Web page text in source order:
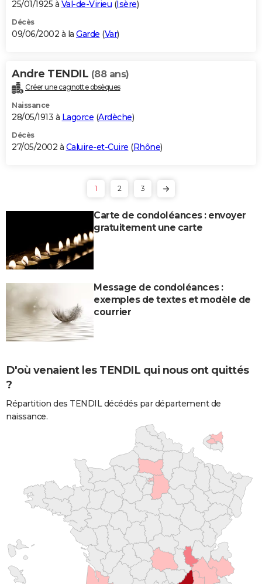
25/01/1925 à Val-de-Virieu (Isère)
Décès
09/06/2002 à la Garde (Var)
Andre TENDIL (88 ans)
Créer une cagnotte obsèques
Naissance
28/05/1913 à Lagorce (Ardèche)
Décès
27/05/2002 à Caluire-et-Cuire (Rhône)
1 2 3
Carte de condoléances : envoyer
gratuitement une carte
Message de condoléances :
exemples de textes et modèle de
courrier
D'où venaient les TENDIL qui nous ont quittés
?
Répartition des TENDIL décédés par département de
naissance.